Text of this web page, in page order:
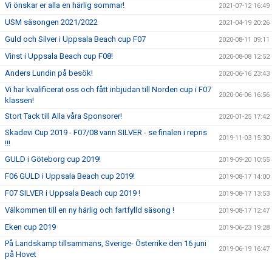
Vi önskar er alla en härlig sommar! 2021-07-12 16:49
USM säsongen 2021/2022 2021-04-19 20:26
Guld och Silver i Uppsala Beach cup F07 2020-08-11 09:11
Vinst i Uppsala Beach cup F08! 2020-08-08 12:52
Anders Lundin på besök! 2020-06-16 23:43
Vi har kvalificerat oss och fått inbjudan till Norden cup i F07
klassen!
2020-06-06 16:56
Stort Tack till Alla våra Sponsorer! 2020-01-25 17:42
Skadevi Cup 2019 - F07/08 vann SILVER - se finalen i repris
!!!
2019-11-03 15:30
GULD i Göteborg cup 2019! 2019-09-20 10:55
F06 GULD i Uppsala Beach cup 2019! 2019-08-17 14:00
F07 SILVER i Uppsala Beach cup 2019 ! 2019-08-17 13:53
Välkommen till en ny härlig och fartfylld säsong ! 2019-08-17 12:47
Eken cup 2019 2019-06-23 19:28
På Landskamp tillsammans, Sverige- Österrike den 16 juni
på Hovet
2019-06-19 16:47